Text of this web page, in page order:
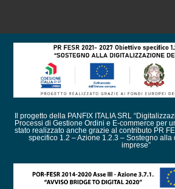
Il progetto della PANFIX ITALIA SRL
Processi di Gestione Ordini e E-commerce per
stato realizzato anche grazie al contributo PR
specifico 1.2 – Azione 1.2.3 – Sostegno
imprese”